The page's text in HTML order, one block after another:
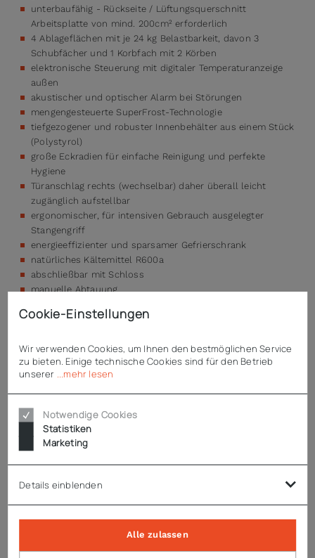
unterbaufähig - Rückseite / Lüftungsquerschnitt
Arbeitsplatte von mind. 200cm² erforderlich
4 Ablageflächen mit je 24 kg Belastbarkeit, davon 3
Schubfächer und 1 Korbfach mit 2 Körben
elektronische Steuerung mit digitaler Temperaturanzeige
außen
akustischer und optischer Alarm bei Störungen
mengengesteuerte SuperFrost-Technologie
tiefgezogener und robuster Innenbehälter aus einem Stück
(Polystyrol)
große Eckradien für einfache Reinigung und perfekte
Hygiene
Türanschlag rechts (wechselbar) daher überall leicht
zugänglich aufstellbar
ergonomischer, für intensiven Gebrauch ausgelegter
Stangengriff
energieeffizienter und sparsamer Gefrierschrank
natürliches Kältemittel R600a
abschließbar mit Schloss
manuelle Abtauung
Enthaltenes Zubehör
1 weißer, kunststoffbeschichteter Korb
Cookie-Einstellungen
Wir verwenden Cookies, um Ihnen den bestmöglichen Service
zu bieten. Einige technische Cookies sind für den Betrieb
unserer
...mehr lesen
Notwendige Cookies
Statistiken
Marketing
Details einblenden
Alle zulassen